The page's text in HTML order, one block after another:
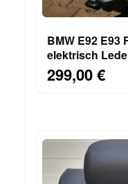
BMW E92 E93
elektrisch
Gestell + Airbag
299,00 €